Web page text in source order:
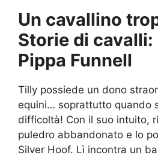
Un cavallino
Storie di cavalli:
Pippa Funnell
Tilly possiede un dono
equini… soprattutto quando
difficoltà! Con il suo intuito,
puledro abbandonato e lo
Silver Hoof. Lì incontra un